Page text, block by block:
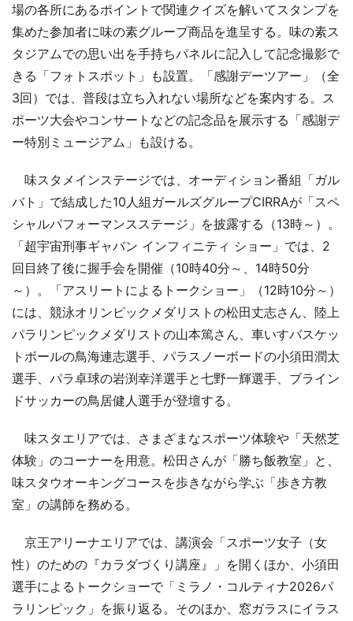
場の各所にあるポイントで関連クイズを解いてスタンプを
集めた参加者に味の素グループ商品を進呈する。味の素ス
タジアムでの思い出を手持ちパネルに記入して記念撮影で
きる「フォトスポット」も設置。「感謝デーツアー」（全
3回）では、普段は立ち入れない場所などを案内する。ス
ポーツ大会やコンサートなどの記念品を展示する「感謝デ
ー特別ミュージアム」も設ける。
味スタメインステージでは、オーディション番組「ガル
バト」で結成した10人組ガールズグループCIRRAが「スペ
シャルパフォーマンスステージ」を披露する（13時～）。
「超宇宙刑事ギャバン インフィニティ ショー」では、2
回目終了後に握手会を開催（10時40分～、14時50分
～）。「アスリートによるトークショー」（12時10分～）
には、競泳オリンピックメダリストの松田丈志さん、陸上
パラリンピックメダリストの山本篤さん、車いすバスケッ
トボールの鳥海連志選手、パラスノーボードの小須田潤太
選手、パラ卓球の岩渕幸洋選手と七野一輝選手、ブライン
ドサッカーの鳥居健人選手が登壇する。
味スタエリアでは、さまざまなスポーツ体験や「天然芝
体験」のコーナーを用意。松田さんが「勝ち飯教室」と、
味スタウオーキングコースを歩きながら学ぶ「歩き方教
室」の講師を務める。
京王アリーナエリアでは、講演会「スポーツ女子（女
性）のための『カラダづくり講座』」を開くほか、小須田
選手によるトークショーで「ミラノ・コルティナ2026パ
ラリンピック」を振り返る。そのほか、窓ガラスにイラス